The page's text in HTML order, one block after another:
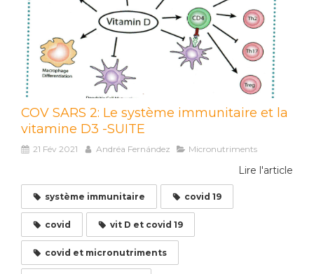
COV SARS 2: Le système immunitaire et la
vitamine D3 -SUITE
21 Fév 2021 Andréa Fernández Micronutriments
Lire l'article
système immunitaire covid 19
covid vit D et covid 19
covid et micronutriments